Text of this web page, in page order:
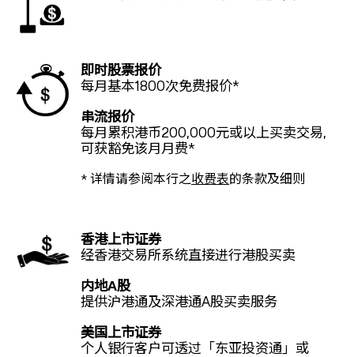
即时股票报价
每月基本1800次免费报价*
串流报价
每月累积港币200,000元或以上买卖交易,
可获豁免该月月费*
* 详情请参阅本行之收费表的条款及细则
香港上市证券
经香港交易所系统直接进行港股买卖
内地A股
提供沪港通及深港通A股买卖服务
美国上市证券
个人银行客户可透过「东亚投资通」或